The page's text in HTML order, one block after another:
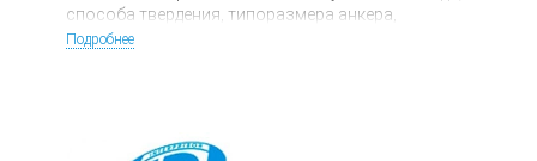
способа твердения, типоразмера анкера,
статистическая обработка результатов
50...100 МПа 5...50 кН, ОНИКС-ОС «100» 10...100 кН.
Подробнее